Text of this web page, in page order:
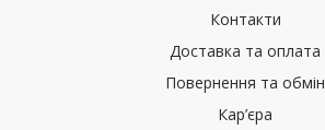
Контакти
Доставка та оплата
Повернення та обмін
Кар’єра